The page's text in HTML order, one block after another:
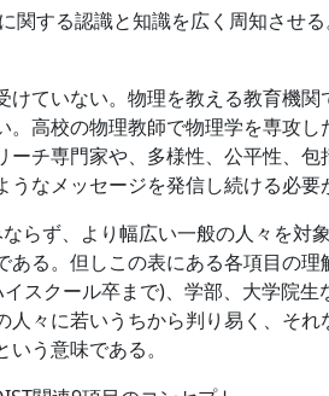
する認識と知識を広く周知させる
ていない。物理を教える教育機関
高校の物理教師で物理学を専攻し
チ専門家や、多様性、公平性、包
なメッセージを発信し続ける必要
らず、より幅広い一般の人々を対
る。但しこの表にある各項目の理
スクール卒まで)、学部、大学院生
々に若いうちから判り易く、そ
う意味である。